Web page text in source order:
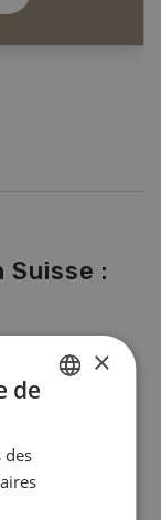
Suisse :
«Que
×
de
des